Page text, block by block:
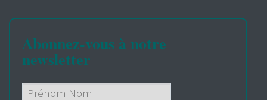
Abonnez-vous à notre
newsletter